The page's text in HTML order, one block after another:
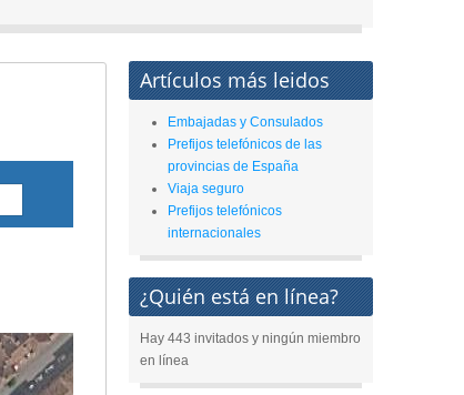
Artículos más leidos
Embajadas y Consulados
Prefijos telefónicos de las
provincias de España
Viaja seguro
Prefijos telefónicos
internacionales
¿Quién está en línea?
Hay 443 invitados y ningún miembro
en línea